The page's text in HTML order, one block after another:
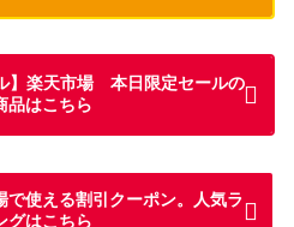
】楽天市場 本日限定セールの
品はこちら
で使える割引クーポン。人気ラ
グはこちら